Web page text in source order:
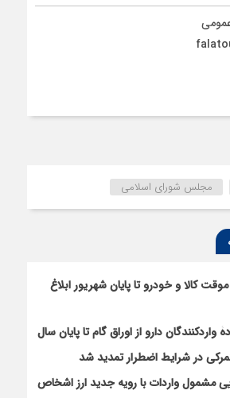
مجلس شورای اسلامی
کالا و خودرو تا پایان شهریور ابلاغ
واردکنندگان دارو از اوراق گام تا پایان سال
در شرایط اضطرار تمدید شد
مشمول واردات با رویه جدید ارز اشخاص